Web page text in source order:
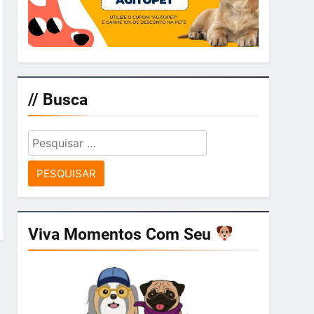
// Busca
Pesquisar
por:
Viva Momentos Com Seu